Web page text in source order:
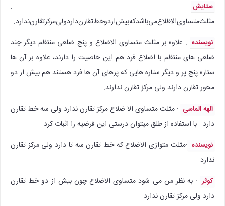
ستایش
:
مثلث‌متساوی‌الاظلاع‌می‌باشد‌که‌بیش‌از‌دو‌خط‌تقارن‌دارد‌ولی‌مرکز‌تقارن‌ندارد.
نویسنده : علاوه بر مثلث متساوی الاضلاع و پنج ضلعی منتظم دیگر چند
ضلعی های منتظم با اضلاع فرد هم این خاصیت را دارند، علاوه بر آن ها
ستاره پنج پر و دیگر ستاره هایی که پرهای آن ها فرد هستند هم بیش از دو
محور تقارن دارند ولی مرکز تقارن ندارند.
الهه الماسی : مثلث متساوی الا ضلاع مرکز تقارن ندارد ولی سه خط تقارن
دارد . با استفاده از طلق میتوان درستی این فرضیه را اثبات کرد.
نویسنده :‌مثلث متوازی الاضلاع که خط تقارن سه تا دارد ولی مرکز تقارن
ندارد.
کوثر : به نظر من می شود متساوی الاضلاع چون بیش از دو خط تقارن
دارد ولی مرکز تقارن ندارد.